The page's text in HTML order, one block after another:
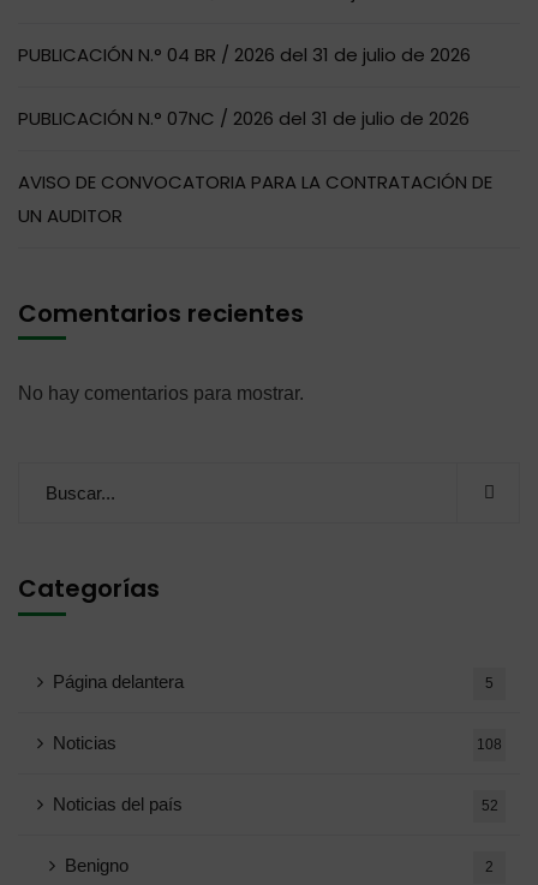
PUBLICACIÓN N.° 04 BR / 2026 del 31 de julio de 2026
PUBLICACIÓN N.° 07NC / 2026 del 31 de julio de 2026
AVISO DE CONVOCATORIA PARA LA CONTRATACIÓN DE
UN AUDITOR
Comentarios recientes
No hay comentarios para mostrar.
Categorías
Página delantera 5
Noticias 108
Noticias del país 52
Benigno 2